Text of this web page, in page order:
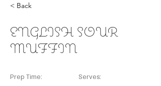
< Back
ENGLISH SOUR
MUFFIN
Prep Time:
Serves: